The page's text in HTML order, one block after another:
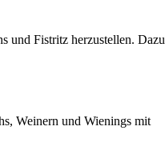
und Fistritz herzustellen. Dazu
Weinern und Wienings mit